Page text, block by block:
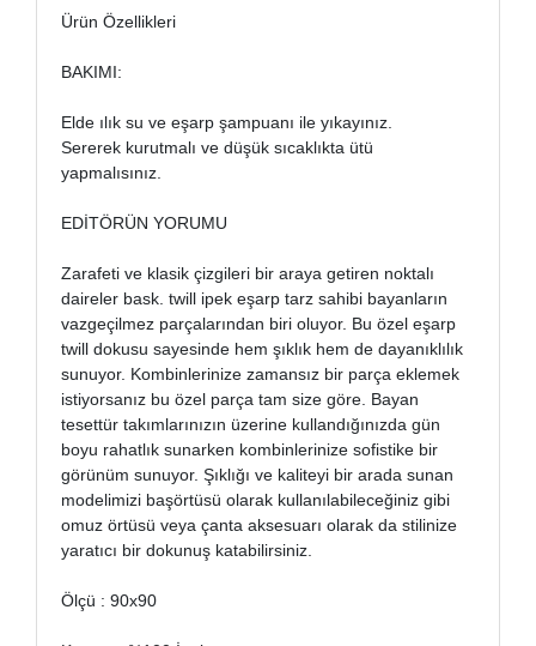
Ürün Özellikleri
BAKIMI:
Elde ılık su ve eşarp şampuanı ile yıkayınız.
Sererek kurutmalı ve düşük sıcaklıkta ütü
yapmalısınız.
EDİTÖRÜN YORUMU
Zarafeti ve klasik çizgileri bir araya getiren noktalı
daireler bask. twill ipek eşarp tarz sahibi bayanların
vazgeçilmez parçalarından biri oluyor. Bu özel eşarp
twill dokusu sayesinde hem şıklık hem de dayanıklılık
sunuyor. Kombinlerinize zamansız bir parça eklemek
istiyorsanız bu özel parça tam size göre. Bayan
tesettür takımlarınızın üzerine kullandığınızda gün
boyu rahatlık sunarken kombinlerinize sofistike bir
görünüm sunuyor. Şıklığı ve kaliteyi bir arada sunan
modelimizi başörtüsü olarak kullanılabileceğiniz gibi
omuz örtüsü veya çanta aksesuarı olarak da stilinize
yaratıcı bir dokunuş katabilirsiniz.
Ölçü : 90x90